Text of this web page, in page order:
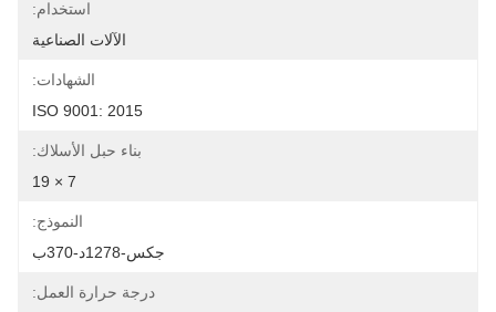
استخدام:
الآلات الصناعية
الشهادات:
ISO 9001: 2015
بناء حبل الأسلاك:
النموذج:
جكس-1278د-370ب
درجة حرارة العمل: